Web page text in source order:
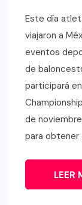
Este día
viajaron a
eventos
de
participará
de
para obtener
LEER